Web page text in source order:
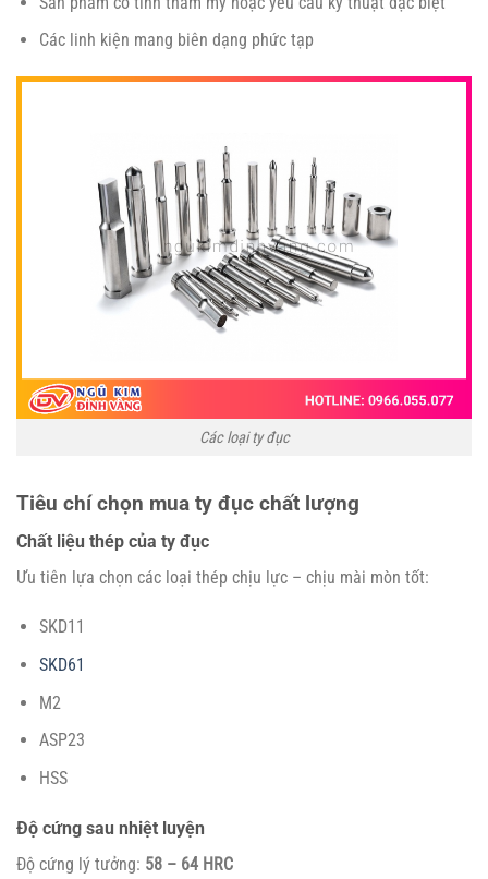
Các linh kiện mang biên dạng phức tạp
Các loại ty đục
Tiêu chí chọn mua ty đục chất lượng
Chất liệu thép của ty đục
Ưu tiên lựa chọn các loại thép chịu lực – chịu mài mòn tốt:
SKD11
SKD61
M2
ASP23
HSS
Độ cứng sau nhiệt luyện
Độ cứng lý tưởng: 58 – 64 HRC